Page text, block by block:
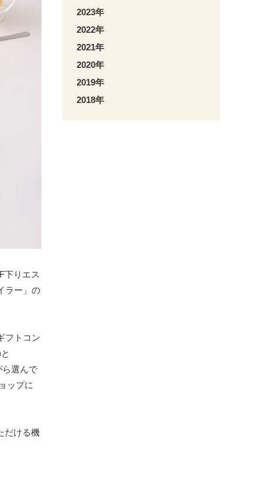
下りエス
ラー」の
フトコン
ら選んで
ップに
だける機
2023年
2022年
2021年
2020年
2019年
2018年